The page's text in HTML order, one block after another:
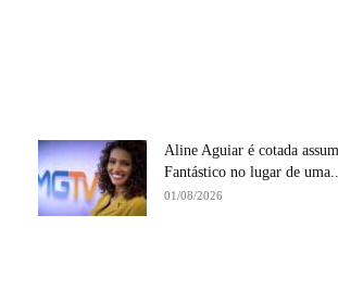
Aline Aguiar é cotada
Fantástico no lugar de uma...
01/08/2026